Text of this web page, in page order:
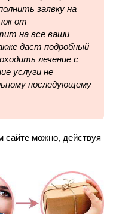
заявку на
от
на все ваши
даст подробный
лечение с
услуги не
последующему
сайте можно, действуя